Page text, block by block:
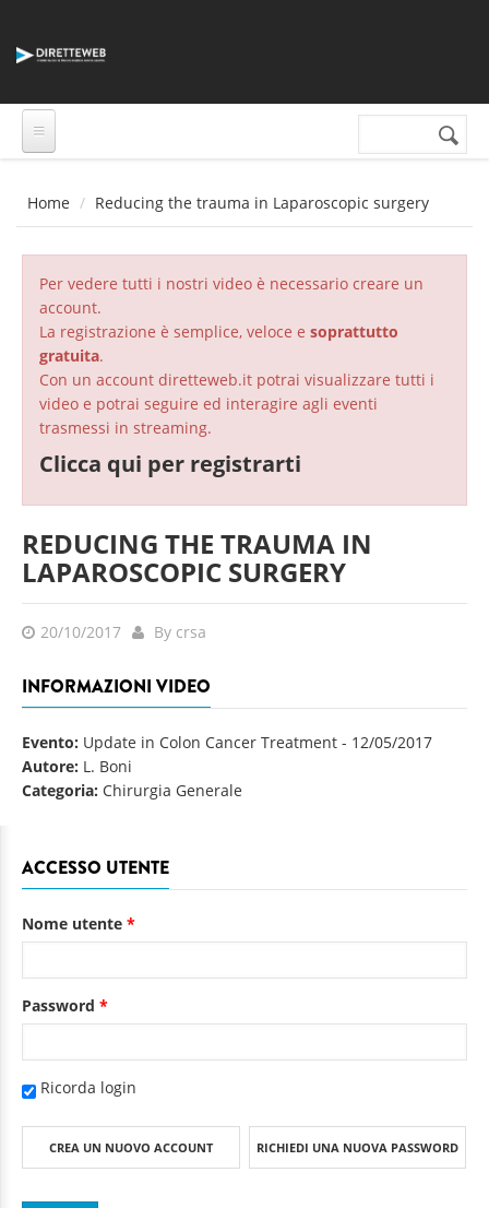
Form di
Cerca nel sito
Home Reducing the trauma in Laparoscopic surgery
Per vedere tutti i nostri video è necessario creare un
account.
La registrazione è semplice, veloce e soprattutto
gratuita.
Con un account diretteweb.it potrai visualizzare tutti i
video e potrai seguire ed interagire agli eventi
trasmessi in streaming.
Clicca qui per registrarti
REDUCING THE TRAUMA IN
LAPAROSCOPIC SURGERY
20/10/2017 By crsa
INFORMAZIONI VIDEO
Evento: Update in Colon Cancer Treatment - 12/05/2017
Autore: L. Boni
Categoria: Chirurgia Generale
ACCESSO UTENTE
Nome utente *
Password *
Ricorda login
CREA UN NUOVO ACCOUNT RICHIEDI UNA NUOVA PASSWORD